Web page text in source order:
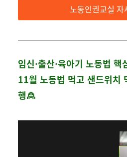
노동인권교실 자
임신·출산·육아기 노동법 핵
11월 노동법 먹고 샌드위치
행🙎